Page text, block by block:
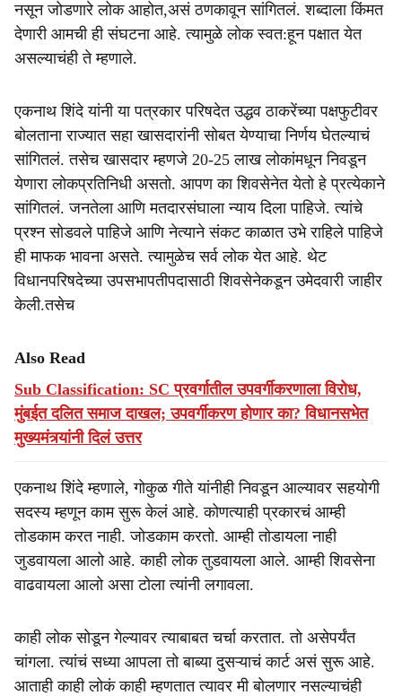
नसून जोडणारे लोक आहोत,असं ठणकावून सांगितलं. शब्दाला किंमत
देणारी आमची ही संघटना आहे. त्यामुळे लोक स्वत:हून पक्षात येत
असल्याचंही ते म्हणाले.
एकनाथ शिंदे यांनी या पत्रकार परिषदेत उद्धव ठाकरेंच्या पक्षफुटीवर
बोलताना राज्यात सहा खासदारांनी सोबत येण्याचा निर्णय घेतल्याचं
सांगितलं. तसेच खासदार म्हणजे 20-25 लाख लोकांमधून निवडून
येणारा लोकप्रतिनिधी असतो. आपण का शिवसेनेत येतो हे प्रत्येकाने
सांगितलं. जनतेला आणि मतदारसंघाला न्याय दिला पाहिजे. त्यांचे
प्रश्न सोडवले पाहिजे आणि नेत्याने संकट काळात उभे राहिले पाहिजे
ही माफक भावना असते. त्यामुळेच सर्व लोक येत आहे. थेट
विधानपरिषदेच्या उपसभापतीपदासाठी शिवसेनेकडून उमेदवारी जाहीर
केली.तसेच
Also Read
Sub Classification: SC प्रवर्गातील उपवर्गीकरणाला विरोध,
मुंबईत दलित समाज दाखल; उपवर्गीकरण होणार का? विधानसभेत
मुख्यमंत्र्यांनी दिलं उत्तर
एकनाथ शिंदे म्हणाले, गोकुळ गीते यांनीही निवडून आल्यावर सहयोगी
सदस्य म्हणून काम सुरू केलं आहे. कोणत्याही प्रकारचं आम्ही
तोडकाम करत नाही. जोडकाम करतो. आम्ही तोडायला नाही
जुडवायला आलो आहे. काही लोक तुडवायला आले. आम्ही शिवसेना
वाढवायला आलो असा टोला त्यांनी लगावला.
काही लोक सोडून गेल्यावर त्याबाबत चर्चा करतात. तो असेपर्यंत
चांगला. त्यांचं सध्या आपला तो बाब्या दुसऱ्याचं कार्ट असं सुरू आहे.
आताही काही लोकं काही म्हणतात त्यावर मी बोलणार नसल्याचंही